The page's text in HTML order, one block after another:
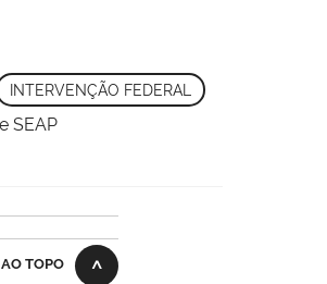
INTERVENÇÃO FEDERAL
SEAP
TOPO